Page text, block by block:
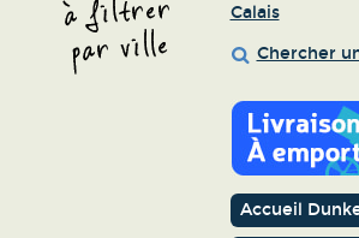
Calais
Chercher
Accueil